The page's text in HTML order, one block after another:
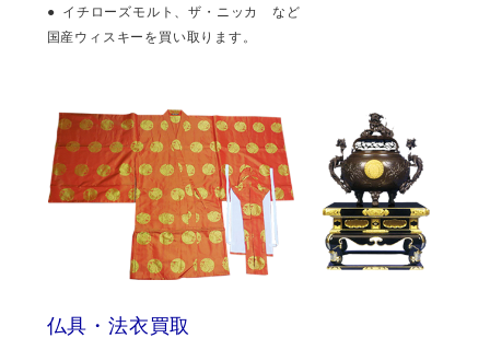
イチローズモルト、ザ・ニッカ など
国産ウィスキーを買い取ります。
仏具・法衣買取